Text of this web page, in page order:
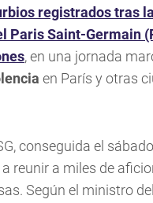
registrados tras la
Paris Saint-Germain
, en una jornada
en París y otras
conseguida el
reunir a miles de
Según el ministro